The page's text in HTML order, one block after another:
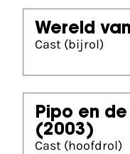
Wereld
Cast (bijrol)
Pipo en
(2003)
Cast (hoofdrol)